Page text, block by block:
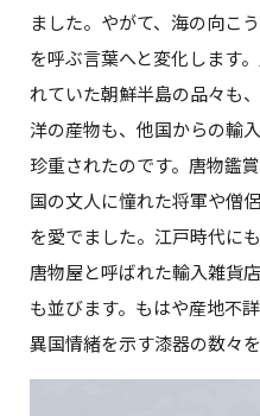
ました。やがて、海の向こ
を呼ぶ言葉へと変化します
れていた朝鮮半島の品々も
洋の産物も、他国からの輸
珍重されたのです。唐物鑑
国の文人に憧れた将軍や僧
を愛でました。江戸時代に
唐物屋と呼ばれた輸入雑貨
も並びます。もはや産地不
異国情緒を示す漆器の数々